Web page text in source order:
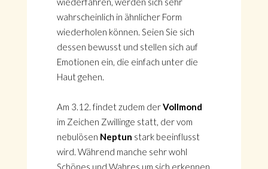
wahrscheinlich in ähnlicher Form
wiederholen können. Seien Sie sich
dessen bewusst und stellen sich auf
Emotionen ein, die einfach unter die
Haut gehen.
Am 3.12. findet zudem derVollmond
im Zeichen Zwillinge statt, der vom
nebulösen Neptun stark beeinflusst
wird. Während manche sehr wohl
Schönes und Wahres um sich erkennen